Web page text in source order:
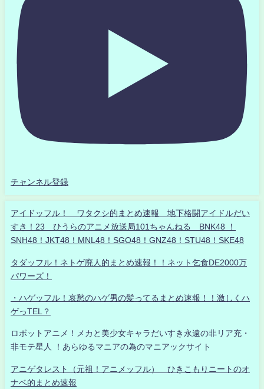
チャンネル登録
アイドッフル！ ワタクシ的まとめ速報 地下格闘アイドルだい
すき！23 ひうらのアニメ放送局101ちゃんねる BNK48 ！
SNH48！JKT48！MNL48！SGO48！GNZ48！STU48！SKE48
タダッフル！ネトゲ廃人的まとめ速報！！ネット乞食DE2000万
パワーズ！
・ハゲッフル！哀愁のハゲ男の髪ってるまとめ速報！！激しくハ
ゲっTEL？
ロボットアニメ！メカと美少女キャラだいすき永遠の非リア充・
非モテ星人 ！あらゆるマニアの為のマニアックサイト
アニゲタレスト（元祖！アニメッフル） ひきこもりニートのオ
ナベ的まとめ速報